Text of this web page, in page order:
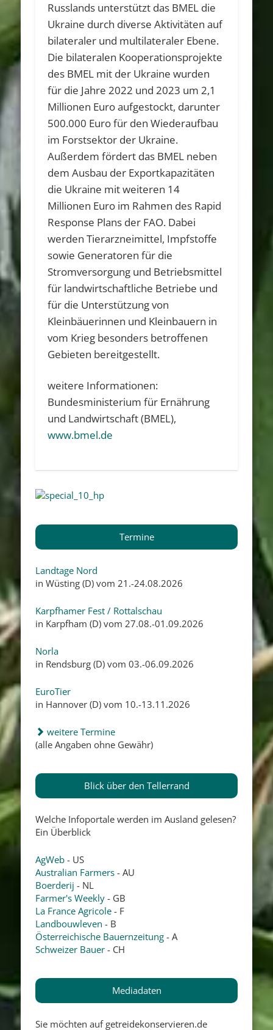
Russlands unterstützt das BMEL die
Ukraine durch diverse Aktivitäten auf
bilateraler und multilateraler Ebene.
Die bilateralen Kooperationsprojekte
des BMEL mit der Ukraine wurden
für die Jahre 2022 und 2023 um 2,1
Millionen Euro aufgestockt, darunter
500.000 Euro für den Wiederaufbau
im Forstsektor der Ukraine.
Außerdem fördert das BMEL neben
dem Ausbau der Exportkapazitäten
die Ukraine mit weiteren 14
Millionen Euro im Rahmen des Rapid
Response Plans der FAO. Dabei
werden Tierarzneimittel, Impfstoffe
sowie Generatoren für die
Stromversorgung und Betriebsmittel
für landwirtschaftliche Betriebe und
für die Unterstützung von
Kleinbäuerinnen und Kleinbauern in
vom Krieg besonders betroffenen
Gebieten bereitgestellt.
weitere Informationen:
Bundesministerium für Ernährung
und Landwirtschaft (BMEL),
www.bmel.de
Termine
Landtage Nord
in Wüsting (D) vom 21.-24.08.2026
Karpfhamer Fest / Rottalschau
in Karpfham (D) vom 27.08.-01.09.2026
Norla
in Rendsburg (D) vom 03.-06.09.2026
EuroTier
in Hannover (D) vom 10.-13.11.2026
weitere Termine
(alle Angaben ohne Gewähr)
Blick über den Tellerrand
Welche Infoportale werden im Ausland gelesen?
Ein Überblick
AgWeb - US
Australian Farmers - AU
Boerderij - NL
Farmer's Weekly - GB
La France Agricole - F
Landbouwleven - B
Österreichische Bauernzeitung - A
Schweizer Bauer - CH
Mediadaten
Sie möchten auf getreidekonservieren.de